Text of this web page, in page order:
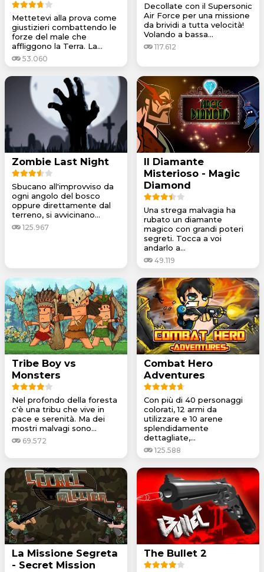
Mettetevi alla prova come
giustizieri combattendo le
forze del male che
affliggono la Terra. La...
53.060
Decollate con il Supersonic
Air Force per una missione
da brividi a tutta velocità!
Volando a bassa...
117.612
Zombie Last Night
Sbucano all'improvviso da
ogni angolo del bosco
oppure direttamente dal
terreno, si avvicinano...
125.967
Il Diamante
Misterioso - Magic
Diamond
Una strega malvagia ha
rubato un diamante
magico con grandi poteri
segreti. Tocca a voi
andarlo a...
49.119
Tribe Boy vs
Monsters
Nel profondo della foresta
c'è una tribu che vive in
pace e serenità. Ma dei
mostri malvagi sono...
69.572
Combat Hero
Adventures
Con più di 40 personaggi
colorati, 12 armi da
utilizzare e 10 arene
splendidamente
dettagliate,...
125.588
La Missione Segreta
- Secret Mission
The Bullet 2